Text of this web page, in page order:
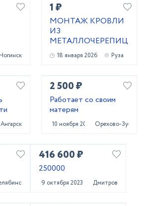
Ногинск
1 ₽
МОНТАЖ КРОВЛИ
ИЗ
МЕТАЛЛОЧЕРЕПИЦЫ
18 января 2026 Руза
Ангарск
2 500 ₽
Работает со своим
матерям
10 ноября 2023 Орехово-Зуево
416 600 ₽
250000
9 октября 2023 Дмитров